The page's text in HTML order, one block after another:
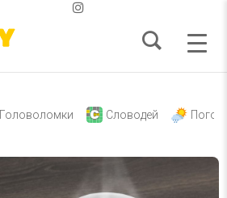
Головоломки Словодей